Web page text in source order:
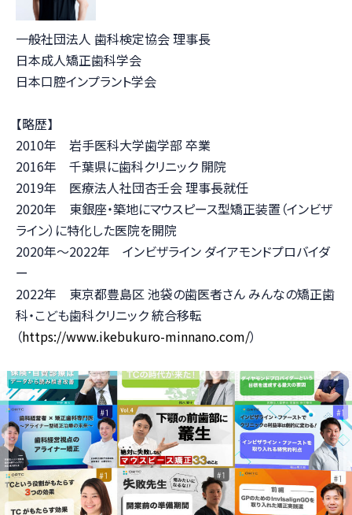
一般社団法人 歯科検定協会 理事長
日本成人矯正歯科学会
日本口腔インプラント学会
【略歴】
2010年 岩手医科大学歯学部 卒業
2016年 千葉県に歯科クリニック 開院
2019年 医療法人社団杏壬会 理事長就任
2020年 東銀座・築地にマウスピース型矯正装置（インビザ
ライン）に特化した医院を開院
2020年～2022年 インビザライン ダイアモンドプロバイダ
ー
2022年 東京都豊島区 池袋の歯医者さん みんなの矯正歯
科・こども歯科クリニック 統合移転
（https://www.ikebukuro-minnano.com/）